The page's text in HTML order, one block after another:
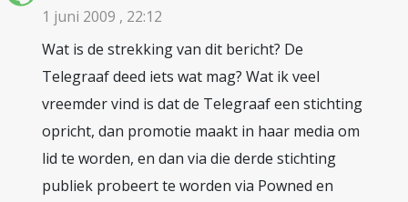
1 juni 2009 , 22:12
Wat is de strekking van dit bericht? De
Telegraaf deed iets wat mag? Wat ik veel
vreemder vind is dat de Telegraaf een stichting
opricht, dan promotie maakt in haar media om
lid te worden, en dan via die derde stichting
publiek probeert te worden via Powned en